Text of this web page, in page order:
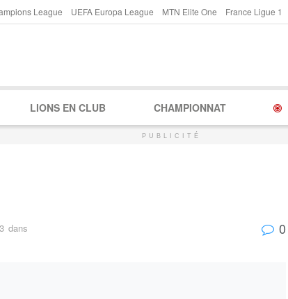
League UEFA Europa League MTN Elite One France Ligue 1
LIONS EN CLUB CHAMPIONNAT
PUBLICITÉ
dans 0